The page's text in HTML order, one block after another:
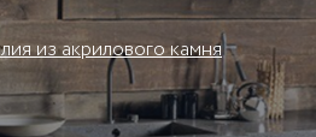
из акрилового камня